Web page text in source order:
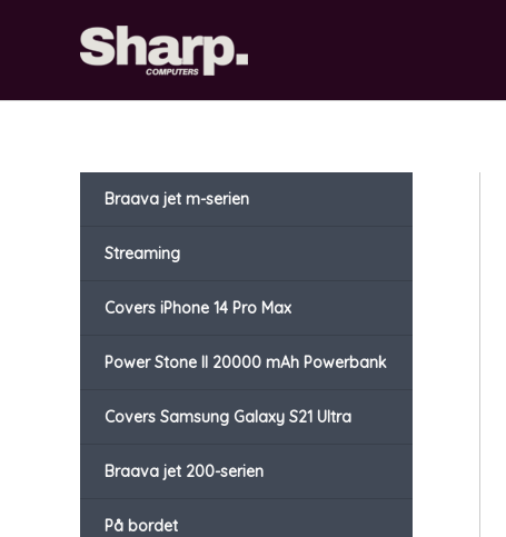
Braava jet m-serien
Streaming
Covers iPhone 14 Pro Max
Power Stone II 20000 mAh Powerbank
Covers Samsung Galaxy S21 Ultra
Braava jet 200-serien
På bordet